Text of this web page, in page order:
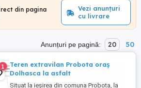
din pagina
Vezi anunțuri
cu livrare
Anunțuri pe pagină: 20 50
1
Teren extravilan Probota oraș
Dolhasca la asfalt
Situat la ieșirea din comuna Probota, la